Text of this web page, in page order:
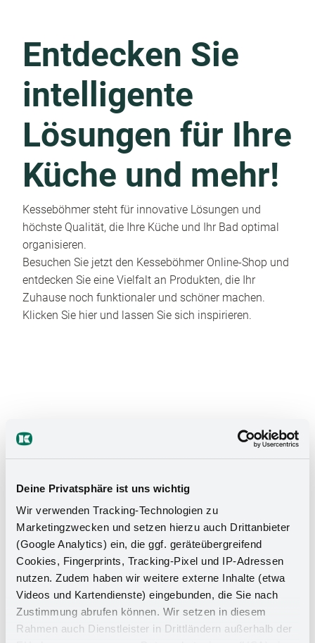
Deine Privatsphäre ist uns wichtig
Wir verwenden Tracking-Technologien zu
Marketingzwecken und setzen hierzu auch Drittanbieter
(Google Analytics) ein, die ggf. geräteübergreifend
Cookies, Fingerprints, Tracking-Pixel und IP-Adressen
nutzen. Zudem haben wir weitere externe Inhalte (etwa
Videos und Kartendienste) eingebunden, die Sie nach
Zustimmung abrufen können. Wir setzen in diesem
Rahmen auch Dienstleister in Drittländern außerhalb der
Entdecken Sie
intelligente
Lösungen für Ihre
Küche und mehr!
Kesseböhmer steht für innovative Lösungen und
höchste Qualität, die Ihre Küche und Ihr Bad optimal
organisieren.
Besuchen Sie jetzt den Kesseböhmer Online-Shop und
entdecken Sie eine Vielfalt an Produkten, die Ihr
Zuhause noch funktionaler und schöner machen.
Klicken Sie hier und lassen Sie sich inspirieren.
Das Stauraumwunder für Ihr
Badezimmer